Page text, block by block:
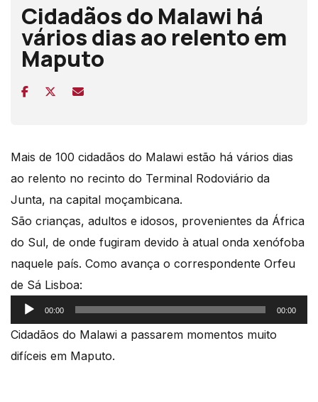
Cidadãos do Malawi há
vários dias ao relento em
Maputo
Mais de 100 cidadãos do Malawi estão há vários dias
ao relento no recinto do Terminal Rodoviário da
Junta, na capital moçambicana.
São crianças, adultos e idosos, provenientes da África
do Sul, de onde fugiram devido à atual onda xenófoba
naquele país. Como avança o correspondente Orfeu
de Sá Lisboa:
Reprodutor
de
áudio
00:00 00:00
Cidadãos do Malawi a passarem momentos muito
difíceis em Maputo.